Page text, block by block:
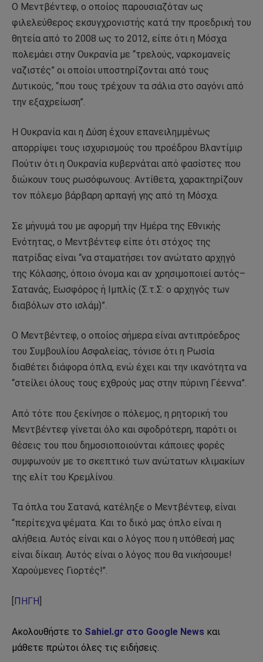
Ο Μεντβέντεφ, ο οποίος παρουσιαζόταν ως
φιλελεύθερος εκσυγχρονιστής κατά την προεδρική του
θητεία από το 2008 ως το 2012, είπε ότι η Μόσχα
πολεμάει στην Ουκρανία με “τρελούς, ναρκομανείς
ναζιστές” οι οποίοι υποστηρίζονται από τους
Δυτικούς, “που τους τρέχουν τα σάλια στο σαγόνι από
την εξαχρείωση”.
Η Ουκρανία και η Δύση έχουν επανειλημμένως
απορρίψει τους ισχυρισμούς του προέδρου Βλαντίμιρ
Πούτιν ότι η Ουκρανία κυβερνάται από φασίστες που
διώκουν τους ρωσόφωνους. Αντίθετα, χαρακτηρίζουν
τον πόλεμο βάρβαρη αρπαγή γης από τη Μόσχα.
Σε μήνυμά του με αφορμή την Ημέρα της Εθνικής
Ενότητας, ο Μεντβέντεφ είπε ότι στόχος της
πατρίδας είναι “να σταματήσει τον ανώτατο αρχηγό
της Κόλασης, όποιο όνομα και αν χρησιμοποιεί αυτός–
Σατανάς, Εωσφόρος ή Ιμπλίς (Σ.τ.Σ: ο αρχηγός των
διαβόλων στο ισλάμ)”.
Ο Μεντβέντεφ, ο οποίος σήμερα είναι αντιπρόεδρος
του Συμβουλίου Ασφαλείας, τόνισε ότι η Ρωσία
διαθέτει διάφορα όπλα, ενώ έχει και την ικανότητα να
“στείλει όλους τους εχθρούς μας στην πύρινη Γέεννα”.
Από τότε που ξεκίνησε ο πόλεμος, η ρητορική του
Μεντβέντεφ γίνεται όλο και σφοδρότερη, παρότι οι
θέσεις του που δημοσιοποιούνται κάποιες φορές
συμφωνούν με το σκεπτικό των ανώτατων κλιμακίων
της ελίτ του Κρεμλίνου.
Τα όπλα του Σατανά, κατέληξε ο Μεντβέντεφ, είναι
“περίτεχνα ψέματα. Και το δικό μας όπλο είναι η
αλήθεια. Αυτός είναι και ο λόγος που η υπόθεσή μας
είναι δίκαιη. Αυτός είναι ο λόγος που θα νικήσουμε!
Χαρούμενες Γιορτές!”.
ΠΗΓΗ
Ακολουθήστε το Sahiel.gr στο Google News και
μάθετε πρώτοι όλες τις ειδήσεις.